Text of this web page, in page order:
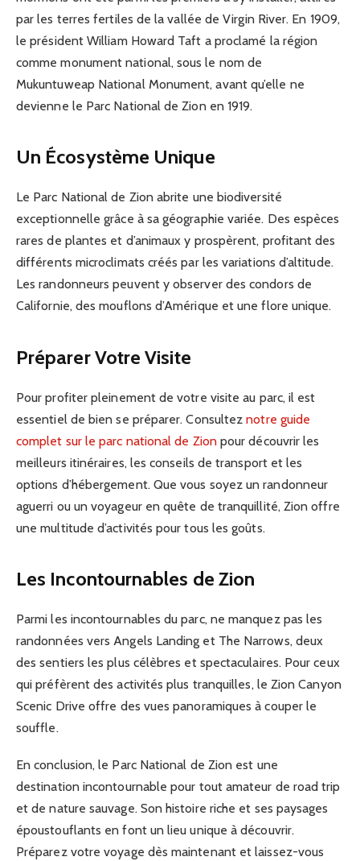
par les terres fertiles de la vallée de Virgin River. En 1909,
le président William Howard Taft a proclamé la région
comme monument national, sous le nom de
Mukuntuweap National Monument, avant qu’elle ne
devienne le Parc National de Zion en 1919.
Un Écosystème Unique
Le Parc National de Zion abrite une biodiversité
exceptionnelle grâce à sa géographie variée. Des espèces
rares de plantes et d’animaux y prospèrent, profitant des
différents microclimats créés par les variations d’altitude.
Les randonneurs peuvent y observer des condors de
Californie, des mouflons d’Amérique et une flore unique.
Préparer Votre Visite
Pour profiter pleinement de votre visite au parc, il est
essentiel de bien se préparer. Consulteznotre guide
complet sur le parc national de Zionpour découvrir les
meilleurs itinéraires, les conseils de transport et les
options d’hébergement. Que vous soyez un randonneur
aguerri ou un voyageur en quête de tranquillité, Zion offre
une multitude d’activités pour tous les goûts.
Les Incontournables de Zion
Parmi les incontournables du parc, ne manquez pas les
randonnées vers Angels Landing et The Narrows, deux
des sentiers les plus célèbres et spectaculaires. Pour ceux
qui préfèrent des activités plus tranquilles, le Zion Canyon
Scenic Drive offre des vues panoramiques à couper le
souffle.
En conclusion, le Parc National de Zion est une
destination incontournable pour tout amateur de road trip
et de nature sauvage. Son histoire riche et ses paysages
époustouflants en font un lieu unique à découvrir.
Préparez votre voyage dès maintenant et laissez-vous